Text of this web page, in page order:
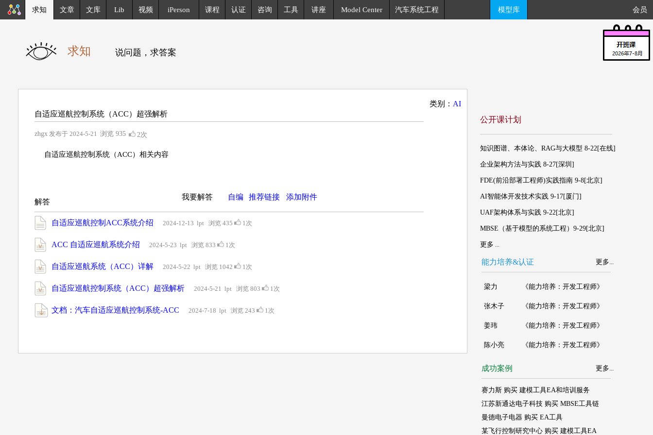
求知 文章 文库 Lib 视频 iPerson 课程 认证 咨询 工具 讲座 Model Center 汽车系统工程 模型库 会员
求知 说问题，求答案
类别： AI
自适应巡航控制系统（ACC）超强解析
zhgx 发布于 2024-5-21 浏览 935 2次
自适应巡航控制系统（ACC）相关内容
解答
我要解答 自编 推荐链接 添加附件
自适应巡航控制ACC系统介绍 2024-12-13 lpt 浏览 435 1次
ACC 自适应巡航系统介绍 2024-5-23 lpt 浏览 833 1次
自适应巡航系统（ACC）详解 2024-5-22 lpt 浏览 1042 1次
自适应巡航控制系统（ACC）超强解析 2024-5-21 lpt 浏览 803 1次
文档：汽车自适应巡航控制系统-ACC 2024-7-18 lpt 浏览 243 1次
公开课计划
知识图谱、本体论、RAG与大模型 8-22[在线]
企业架构方法与实践 8-27[深圳]
FDE(前沿部署工程师)实践指南 9-8[北京]
AI智能体开发技术实践 9-17[厦门]
UAF架构体系与实践 9-22[北京]
MBSE（基于模型的系统工程）9-29[北京]
更多 ...
能力培养&认证 更多...
成功案例 更多...